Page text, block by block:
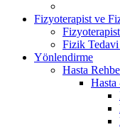
Fizyoterapist ve
Fizik
Yönlendirme
Hasta
Hasta